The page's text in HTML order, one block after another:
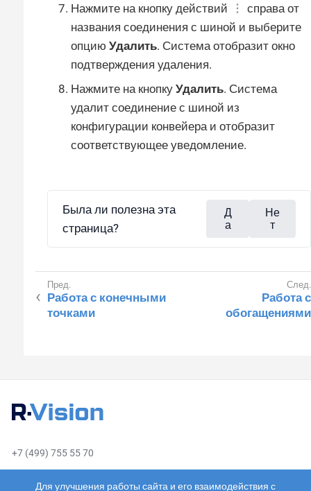
Нажмите на кнопку действий
справа от
названия соединения с шиной и выберите
опцию Удалить. Система отобразит окно
подтверждения удаления.
Нажмите на кнопку Удалить. Система
удалит соединение с шиной из
конфигурации конвейера и отобразит
соответствующее уведомление.
Была ли полезна эта
страница?
Д
а
Не
т
Работа с конечными
точками
Работа с
обогащениями
+7 (499) 755 55 70
Для улучшения работы сайта и его взаимодействия с